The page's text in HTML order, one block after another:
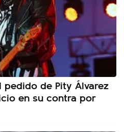
de Pity Álvarez
en su contra por